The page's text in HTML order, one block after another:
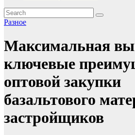
Разное
Максимальная
ключевые
оптовой закупки
базальтового
застройщиков